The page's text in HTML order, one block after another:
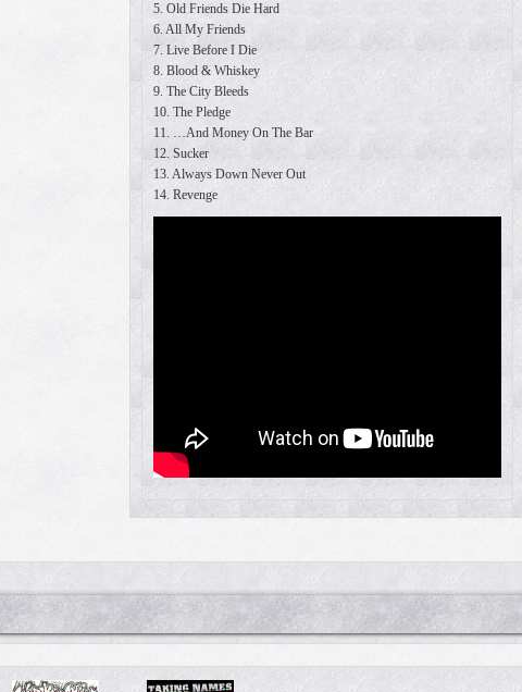
5. Old Friends Die Hard
6. All My Friends
7. Live Before I Die
8. Blood & Whiskey
9. The City Bleeds
10. The Pledge
11. …And Money On The Bar
12. Sucker
13. Always Down Never Out
14. Revenge